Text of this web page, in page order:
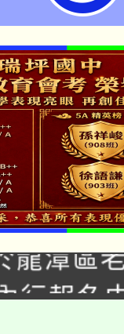
、30在
龍潭區
行報名